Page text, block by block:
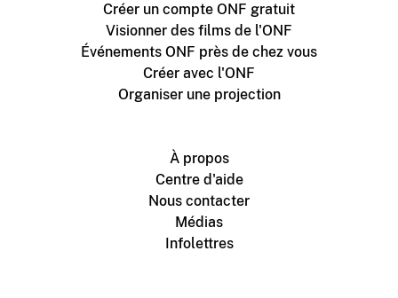
Créer un compte ONF gratuit
Visionner des films de l'ONF
Événements ONF près de chez vous
Créer avec l'ONF
Organiser une projection
À propos
Centre d'aide
Nous contacter
Médias
Infolettres